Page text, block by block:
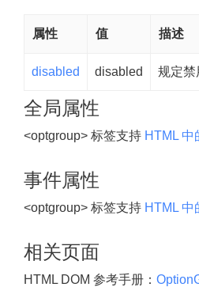
属性 值 描述
disabled disabled 规定禁
全局属性
<optgroup> 标签支持 HTML 中
事件属性
<optgroup> 标签支持 HTML 中
相关页面
HTML DOM 参考手册：